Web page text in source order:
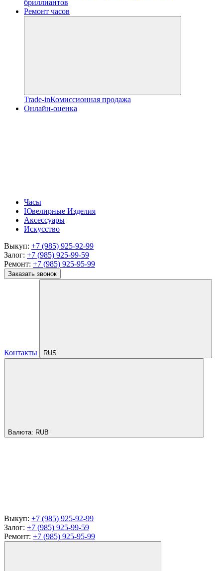
бриллиантов
Ремонт часов
Trade-inКомиссионная продажа
Онлайн-оценка
Часы
Ювелирные Изделия
Аксессуары
Искусство
Выкуп: +7 (985) 925-92-99
Залог: +7 (985) 925-99-59
Ремонт: +7 (985) 925-95-99
Заказать звонок
Контакты RUS
Валюта: RUB
Выкуп: +7 (985) 925-92-99
Залог: +7 (985) 925-99-59
Ремонт: +7 (985) 925-95-99